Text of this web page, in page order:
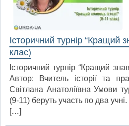
Історичний турнір “Кращий
клас)
Історичний турнір “Кращий
Автор: Вчитель історії та
Світлана Анатоліївна Умови
(9-11) беруть участь по два
[…]